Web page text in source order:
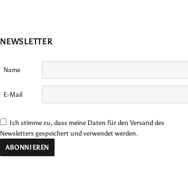
NEWSLETTER
Name
E-Mail
Ich stimme zu, dass meine Daten für den Versand des
Newsletters gespeichert und verwendet werden.